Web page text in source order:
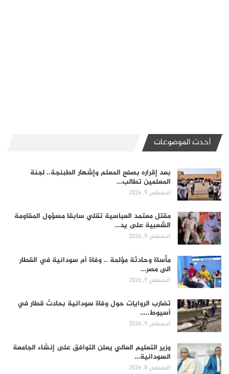
أحدث الموضوعات
بعد إقراره بصفع المعلم وإشهار الطبنجة.. لجنة
المعلمين تطالب…
أغسطس 9, 2026
مقتل معتمد العباسية تقلي سابقا مسؤول المقاومة
الشعبية على يد…
أغسطس 9, 2026
مأساة وحادثة مؤلمة .. وفاة أم سودانية في القطار
الى مصر…
أغسطس 9, 2026
تضارب الروايات حول وفاة سودانية بحادث قطار في
أسيوط..…
أغسطس 9, 2026
وزير التعليم العالي يعلن التوافق على إنشاء الجامعة
السودانية…
أغسطس 8, 2026